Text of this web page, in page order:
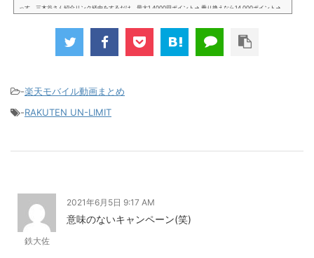
っす。三木谷さん紹介リンク経由をするだけ。最大1,4000円ポイント→ 乗り換えなら14,000ポイント→
け」とも思えるポイントばら撒きキャンペーンを発動してきました。■キャンペーン概要三木谷社長の特
別招待ページから楽天モバイ...
-楽天モバイル動画まとめ
-RAKUTEN UN-LIMIT
鉄大佐
2021年6月5日 9:17 AM
意味のないキャンペーン(笑)